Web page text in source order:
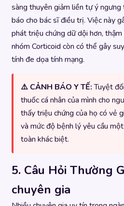
sàng thuyên giảm liền tự ý
báo cho bác sĩ điều trị. Việc này
phát triệu chứng dữ dội hơn,
nhóm Corticoid còn có thể gây
tính đe dọa tính mạng.
⚠️ CẢNH BÁO Y TẾ:Tuyệt
thuốc cá nhân của mình cho
thấy triệu chứng của họ có vẻ
và mức độ bệnh lý yêu cầu
toàn khác biệt.
5. Câu Hỏi Thường
chuyên gia